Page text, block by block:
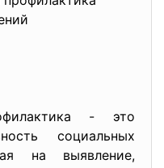
- это
социальных
на выявление,